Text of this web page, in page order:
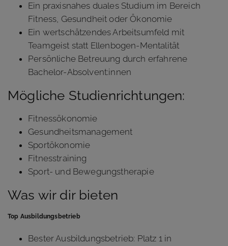
Ein praxisnahes duales Studium im Bereich
Fitness, Gesundheit oder Ökonomie
Ein wertschätzendes Arbeitsumfeld mit
Teamgeist statt Ellenbogen-Mentalität
Persönliche Betreuung durch erfahrene
Bachelor-Absolvent:innen
Mögliche Studienrichtungen:
Fitnessökonomie
Gesundheitsmanagement
Sportökonomie
Fitnesstraining
Sport- und Bewegungstherapie
Was wir dir bieten
Top Ausbildungsbetrieb
Bester Ausbildungsbetrieb: Platz 1 in